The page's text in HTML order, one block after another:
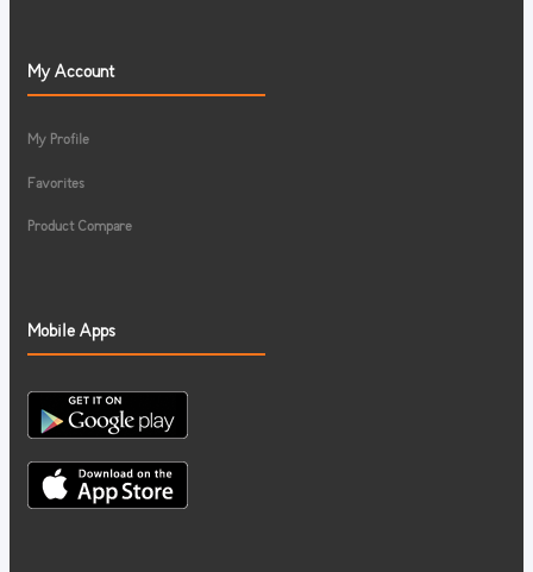
My Account
My Profile
Favorites
Product Compare
Mobile Apps